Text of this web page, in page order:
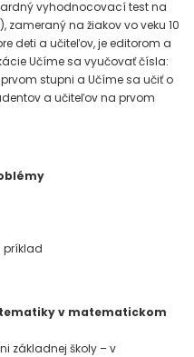
vyhodnocovací test na
zameraný na žiakovvo veku 10
deti a učiteľov, je editorom a
Učíme sa vyučovať čísla:
stupni a Učíme sa učiť o
a učiteľov na prvom
príklad
v matematickom
základnej školy – v